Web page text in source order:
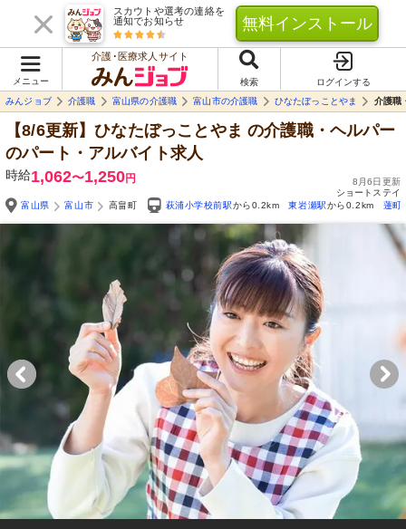
スカウトや選考の連絡を
通知でお知らせ
無料インストール
メニュー
介護･医療求人サイト
検索
ログインする
みんジョブ
介護職 富山県の介護職 富山市の介護職 ひなたぼっことやま 介護職
【8/6更新】ひなたぼっことやま の介護職・ヘルパー
のパート・アルバイト求人
時給1,062〜1,250円
8月6日更新
ショートステイ
富山県
富山市 高畠町 萩浦小学校前駅から0.2km 東岩瀬駅から0.2km 蓮町